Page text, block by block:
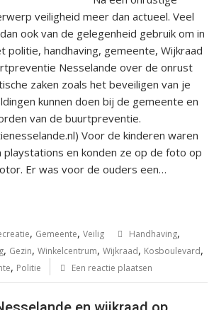
veiligheid meer dan actueel. Veel
ook van de gelegenheid gebruik om in
politie, handhaving, gemeente, Wijkraad
Nesselande over de onrust
zaken zoals het beveiligen van je
kunnen doen bij de gemeente en
van de buurtpreventie.
Voor de kinderen waren
playstations en konden ze op de foto op
Er was voor de ouders een…
, Gemeente,Veilig Handhaving,
, Gezin,Winkelcentrum,Wijkraad, Kosboulevard,
, Politie Een reactie plaatsen